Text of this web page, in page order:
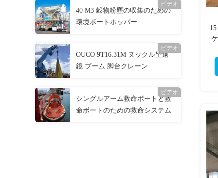
ビデオ
40 M3 穀物粉塵の収集のための
環境ポートホッパー
ビデオ
OUCO 9T16.31M ヌックル望遠
鏡 ブーム 脚台クレーン
ビデオ
シングルアーム救命ボートと救
命ボートのための救命システム